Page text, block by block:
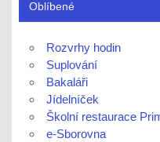
Oblíbené
Rozvrhy hodin
Suplování
Bakaláři
Jídelníček
Školní restaurace
e-Sborovna